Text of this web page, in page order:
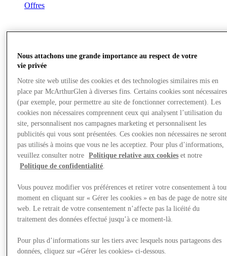
Offres
Nous rendre visite
Nous attachons une grande importance au respect de votre
vie privée
Notre site web utilise des cookies et des technologies similaires mis en
place par McArthurGlen à diverses fins. Certains cookies sont nécessaires
(par exemple, pour permettre au site de fonctionner correctement). Les
cookies non nécessaires comprennent ceux qui analysent l’utilisation du
site, personnalisent nos campagnes marketing et personnalisent les
publicités qui vous sont présentées. Ces cookies non nécessaires ne seront
pas utilisés à moins que vous ne les acceptiez. Pour plus d’informations,
veuillez consulter notre
Politique relative aux cookies et notre
Politique de confidentialité.
Vous pouvez modifier vos préférences et retirer votre consentement à
moment en cliquant sur « Gérer les cookies » en bas de page de notre
web. Le retrait de votre consentement n’affecte pas la licéité du
traitement des données effectué jusqu’à ce moment-là.
Pour plus d’informations sur les tiers avec lesquels nous partageons des
données, cliquez sur «Gérer les cookies» ci-dessous.